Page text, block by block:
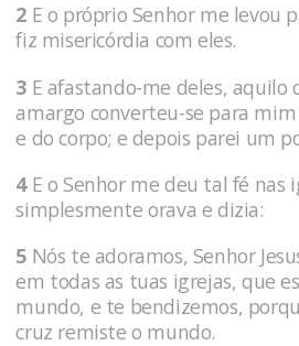
2 E o próprio Senhor me levou
fiz misericórdia com eles.
3 E afastando-me deles, aquilo
amargo converteu-se para
e do corpo; e depois parei um
4E o Senhor me deu tal fé nas
simplesmente orava e dizia:
5 Nós te adoramos, Senhor
em todas as tuas igrejas, que
mundo, e te bendizemos,
cruz remiste o mundo.